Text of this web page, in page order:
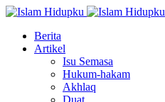
Berita
Artikel
Isu Semasa
Hukum-hakam
Akhlaq
Duat